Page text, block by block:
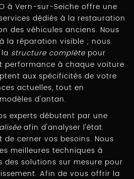
à Vern-sur-Seiche offre une
dédiés à la restauration
des véhicules anciens. Nous
la réparation visible ; nous
structure complète pour
performance à chaque voiture.
aux spécificités de votre
actuelles, tout en
d'antan.
experts débutent par une
afin d'analyser l'état
cerner vos besoins. Nous
meilleures techniques à
des solutions sur mesure pour
Afin de vous offrir la